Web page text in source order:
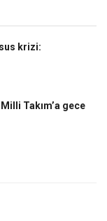
krizi:
Takım’a gece